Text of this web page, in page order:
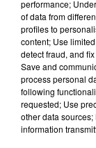
Lecture
100%
100% Radio
performance;
of data from
profiles to
content; Use
detect fraud, and
Save and
process personal
following
requested; Use
other data
information